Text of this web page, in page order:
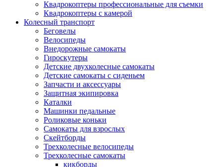
Квадрокоптеры профессиональные для съемки
Квадрокоптеры с камерой
Колесный транспорт
Беговелы
Велосипеды
Внедорожные самокаты
Гироскутеры
Детские двухколесные самокаты
Детские самокаты с сиденьем
Запчасти и аксессуары
Защитная экипировка
Каталки
Машинки педальные
Роликовые коньки
Самокаты для взрослых
Скейтборды
Трехколесные велосипеды
Трехколесные самокаты
кикборды